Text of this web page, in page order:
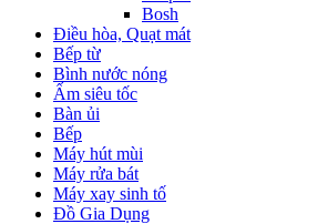
Bosh
Điều hòa, Quạt mát
Bếp từ
Bình nước nóng
Ấm siêu tốc
Bàn ủi
Bếp
Máy hút mùi
Máy rửa bát
Máy xay sinh tố
Đồ Gia Dụng